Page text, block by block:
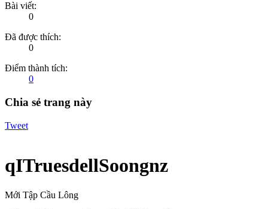
Bài viết:
0
Đã được thích:
0
Điểm thành tích:
0
Chia sẻ trang này
Tweet
qITruesdellSoongnz
Mới Tập Cầu Lông